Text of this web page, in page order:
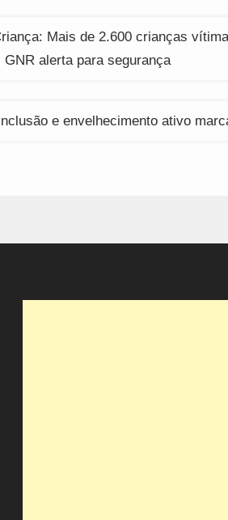
Mais de 2.600 crianças
GNR alerta para segurança
e envelhecimento ativo